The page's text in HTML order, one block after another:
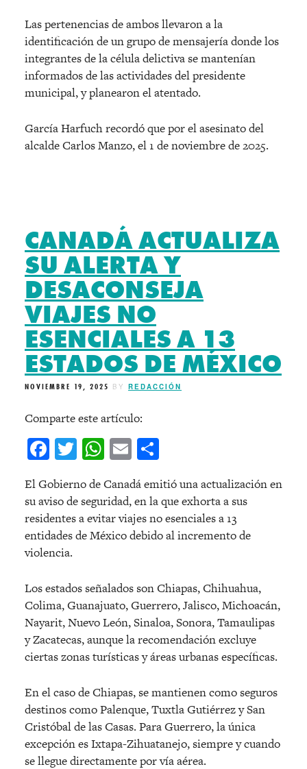
Las pertenencias de ambos llevaron a la
identificación de un grupo de mensajería donde los
integrantes de la célula delictiva se mantenían
informados de las actividades del presidente
municipal, y planearon el atentado.
García Harfuch recordó que por el asesinato del
alcalde Carlos Manzo, el 1 de noviembre de 2025.
CANADÁ ACTUALIZA
SU ALERTA Y
DESACONSEJA
VIAJES NO
ESENCIALES A 13
ESTADOS DE MÉXICO
NOVIEMBRE 19, 2025 BY REDACCIÓN
Comparte este artículo:
Facebook
Twitter
WhatsApp
Email
El Gobierno de Canadá emitió una actualización en
su aviso de seguridad, en la que exhorta a sus
residentes a evitar viajes no esenciales a 13
entidades de México debido al incremento de
violencia.
Los estados señalados son Chiapas, Chihuahua,
Colima, Guanajuato, Guerrero, Jalisco, Michoacán,
Nayarit, Nuevo León, Sinaloa, Sonora, Tamaulipas
y Zacatecas, aunque la recomendación excluye
ciertas zonas turísticas y áreas urbanas específicas.
En el caso de Chiapas, se mantienen como seguros
destinos como Palenque, Tuxtla Gutiérrez y San
Cristóbal de las Casas. Para Guerrero, la única
excepción es Ixtapa-Zihuatanejo, siempre y cuando
se llegue directamente por vía aérea.